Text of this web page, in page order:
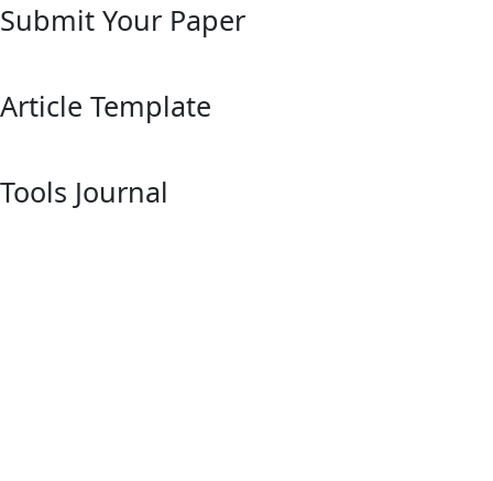
Submit Your Paper
Article Template
Tools Journal